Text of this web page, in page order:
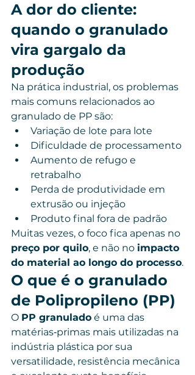
A dor do cliente:
quando o granulado
vira gargalo da
produção
Na prática industrial, os problemas
mais comuns relacionados ao
granulado de PP são:
Variação de lote para lote
Dificuldade de processamento
Aumento de refugo e
retrabalho
Perda de produtividade em
extrusão ou injeção
Produto final fora de padrão
Muitas vezes, o foco fica apenas no
preço por quilo, e não no impacto
do material ao longo do processo.
O que é o granulado
de Polipropileno (PP)
O PP granulado é uma das
matérias‑primas mais utilizadas na
indústria plástica por sua
versatilidade, resistência mecânica